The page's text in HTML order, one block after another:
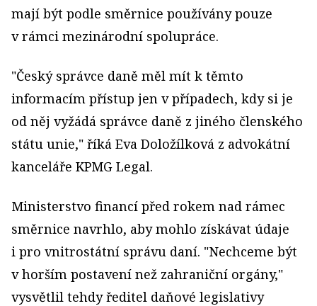
mají být podle směrnice používány pouze
v rámci mezinárodní spolupráce.
"Český správce daně měl mít k těmto
informacím přístup jen v případech, kdy si je
od něj vyžádá správce daně z jiného členského
státu unie," říká Eva Doložílková z advokátní
kanceláře KPMG Legal.
Ministerstvo financí před rokem nad rámec
směrnice navrhlo, aby mohlo získávat údaje
i pro vnitrostátní správu daní. "Nechceme být
v horším postavení než zahraniční orgány,"
vysvětlil tehdy ředitel daňové legislativy